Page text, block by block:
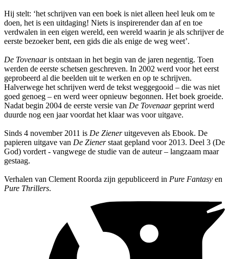
Hij stelt: ‘het schrijven van een boek is niet alleen heel leuk om te
doen, het is een uitdaging! Niets is inspirerender dan af en toe
verdwalen in een eigen wereld, een wereld waarin je als schrijver de
eerste bezoeker bent, een gids die als enige de weg weet’.
De Tovenaaris ontstaan in het begin van de jaren negentig. Toen
werden de eerste schetsen geschreven. In 2002 werd voor het eerst
geprobeerd al die beelden uit te werken en op te schrijven.
Halverwege het schrijven werd de tekst weggegooid – die was niet
goed genoeg – en werd weer opnieuw begonnen. Het boek groeide.
Nadat begin 2004 de eerste versie van De Tovenaargeprint werd
duurde nog een jaar voordat het klaar was voor uitgave.
Sinds 4 november 2011 is De Zieneruitgeveven als Ebook. De
papieren uitgave van De Zienerstaat gepland voor 2013. Deel 3 (De
God) vordert - vangwege de studie van de auteur – langzaam maar
gestaag.
Verhalen van Clement Roorda zijn gepubliceerd in Pure Fantasy en
Pure Thrillers.